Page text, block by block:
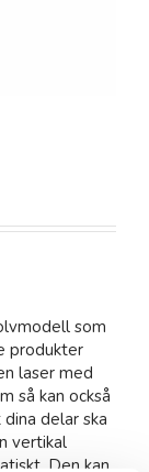
som
produkter
laser med
så kan också
delar ska
vertikal
Den kan